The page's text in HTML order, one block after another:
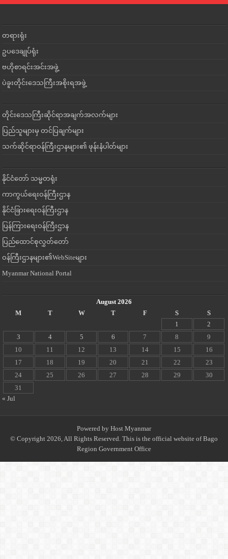
တရားရုံး
ဥပဒေချုပ်ရုံး
ဗဟိုစာရင်းအင်းအဖွဲ့
ပဲခူးတိုင်းဒေသကြီးအစိုးရအဖွဲ့
တိုင်းဒေသကြီးဆိုင်ရာအချက်အလက်များ
ပြည်သူများမှ တင်ပြချက်များ
သက်ဆိုင်ရာဝန်ကြီးဌာနများ၏ ဖုန်းနံပါတ်များ
နိုင်ငံတော် သမ္မတရုံး
ကာကွယ်ရေးဝန်ကြီးဌာန
နိုင်ငံခြားရေးဝန်ကြီးဌာန
ပြန်ကြားရေးဝန်ကြီးဌာန
ပြည်ထောင်စုလွှတ်တော်
ဝန်ကြီးဌာနများ၏WebSiteများ
Myanmar National Portal
August 2026
M
T W T F S
S
1
2
3
4 5 6 7 8
9
10
11 12 13 14 15
16
17
18 19 20 21 22
23
24
25 26 27 28 29
30
31
« Jul
Powered by Host Myanmar
© Copyright 2026, All Rights Reserved. This is the official website of Bago
Region Government Office